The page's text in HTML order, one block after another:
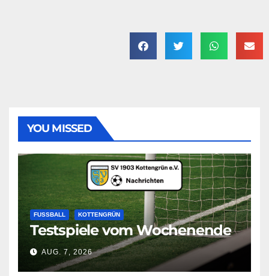
YOU MISSED
FUSSBALL KOTTENGRÜN
Testspiele vom Wochenende
AUG. 7, 2026